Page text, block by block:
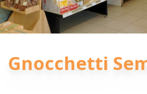
Gnocchetti